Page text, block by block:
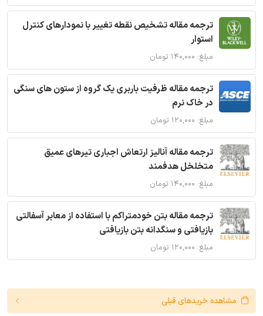
ترجمه مقاله تشخیص نقطه تغییر با نمودارهای کنترل
استوار
مبلغ: ۱۴۰,۰۰۰ تومان
ترجمه مقاله ظرفیت باربری یک گروه از ستون های سنگی
در خاک نرم
مبلغ: ۱۲۰,۰۰۰ تومان
ترجمه مقاله آنالیز ارتعاش اجباری تیرهای عمیق
متخلخل هدفمند
مبلغ: ۱۴۰,۰۰۰ تومان
ترجمه مقاله بتن خودمتراکم با استفاده از معابر آسفالتی
بازیافتی و سنگدانه بتن بازیافتی
مبلغ: ۱۲۰,۰۰۰ تومان
مشاهده خریدهای قبلی